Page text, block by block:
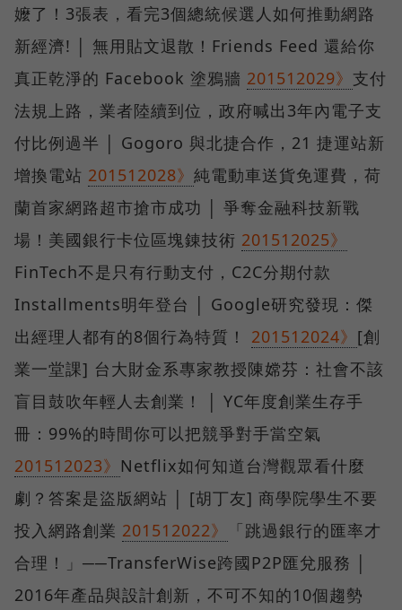
嬤了！3張表，看完3個總統候選人如何推動網路
新經濟! │ 無用貼文退散！Friends Feed 還給你
真正乾淨的 Facebook 塗鴉牆 201512029》 支付
法規上路，業者陸續到位，政府喊出3年內電子支
付比例過半 │ Gogoro 與北捷合作，21 捷運站新
增換電站 201512028》 純電動車送貨免運費，荷
蘭首家網路超市搶市成功 │ 爭奪金融科技新戰
場！美國銀行卡位區塊錬技術 201512025》
FinTech不是只有行動支付，C2C分期付款
Installments明年登台 │ Google研究發現：傑
出經理人都有的8個行為特質！ 201512024》 [創
業一堂課] 台大財金系專家教授陳嫦芬：社會不該
盲目鼓吹年輕人去創業！ │ YC年度創業生存手
冊：99%的時間你可以把競爭對手當空氣
201512023》 Netflix如何知道台灣觀眾看什麼
劇？答案是盜版網站 │ [胡丁友] 商學院學生不要
投入網路創業 201512022》
「跳過銀行的匯率才
合理！」──TransferWise跨國P2P匯兌服務 │
2016年產品與設計創新，不可不知的10個趨勢